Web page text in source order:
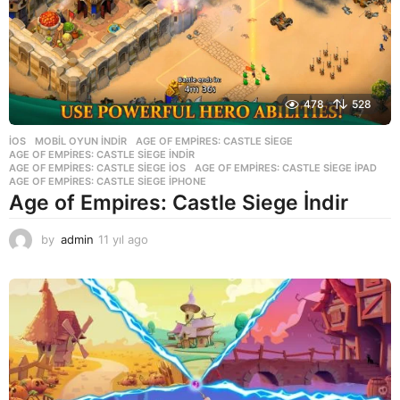
478 528
İOS ,MOBIL OYUN INDIR AGE OF EMPIRES: CASTLE SIEGE
AGE OF EMPIRES: CASTLE SIEGE INDIR
AGE OF EMPIRES: CASTLE SIEGE IOS
,AGE OF EMPIRES: CASTLE SIEGE IPAD
AGE OF EMPIRES: CASTLE SIEGE IPHONE
Age of Empires: Castle Siege İndir
by admin 11 yıl ago
l
a
g
o